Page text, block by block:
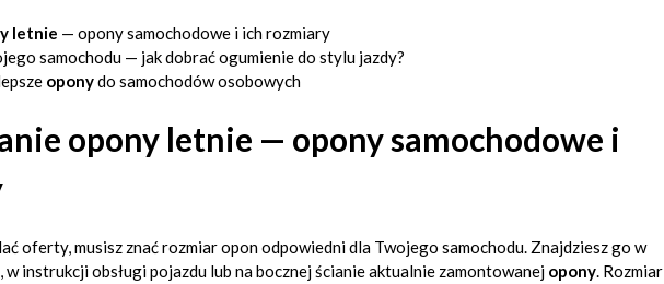
letnie — opony samochodowe i ich rozmiary
samochodu — jak dobrać ogumienie do stylu jazdy?
oponydo samochodów osobowych
opony letnie — opony samochodowe i
oferty, musisz znać rozmiar opon odpowiedni dla Twojego samochodu. Znajdziesz go w
instrukcji obsługi pojazdu lub na bocznej ścianie aktualnie zamontowanej opony. Rozmiar